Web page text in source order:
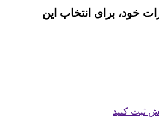
خود، برای انتخاب این
ثبت کنید